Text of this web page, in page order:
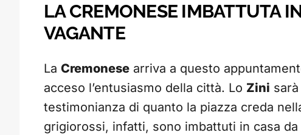
LA CREMONESE IMBATTUTA
VAGANTE
La Cremonese arriva a questo
acceso l’entusiasmo della città. Lo Zini
testimonianza di quanto la piazza creda
grigiorossi, infatti, sono imbattuti in casa